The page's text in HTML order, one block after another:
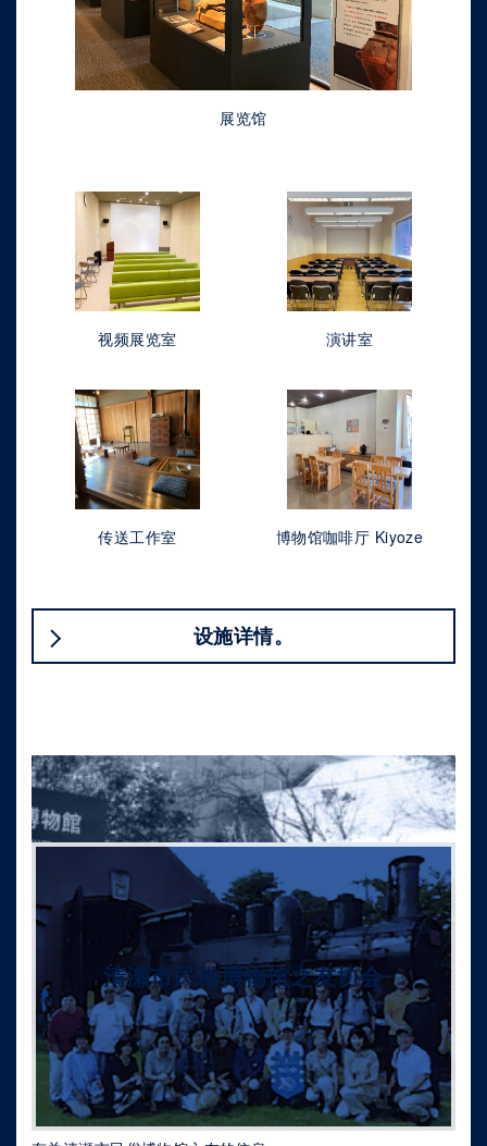
展览馆
视频展览室 演讲室
传送工作室 博物馆咖啡厅 Kiyoze
设施详情。
清瀬市民俗博物馆之友协会